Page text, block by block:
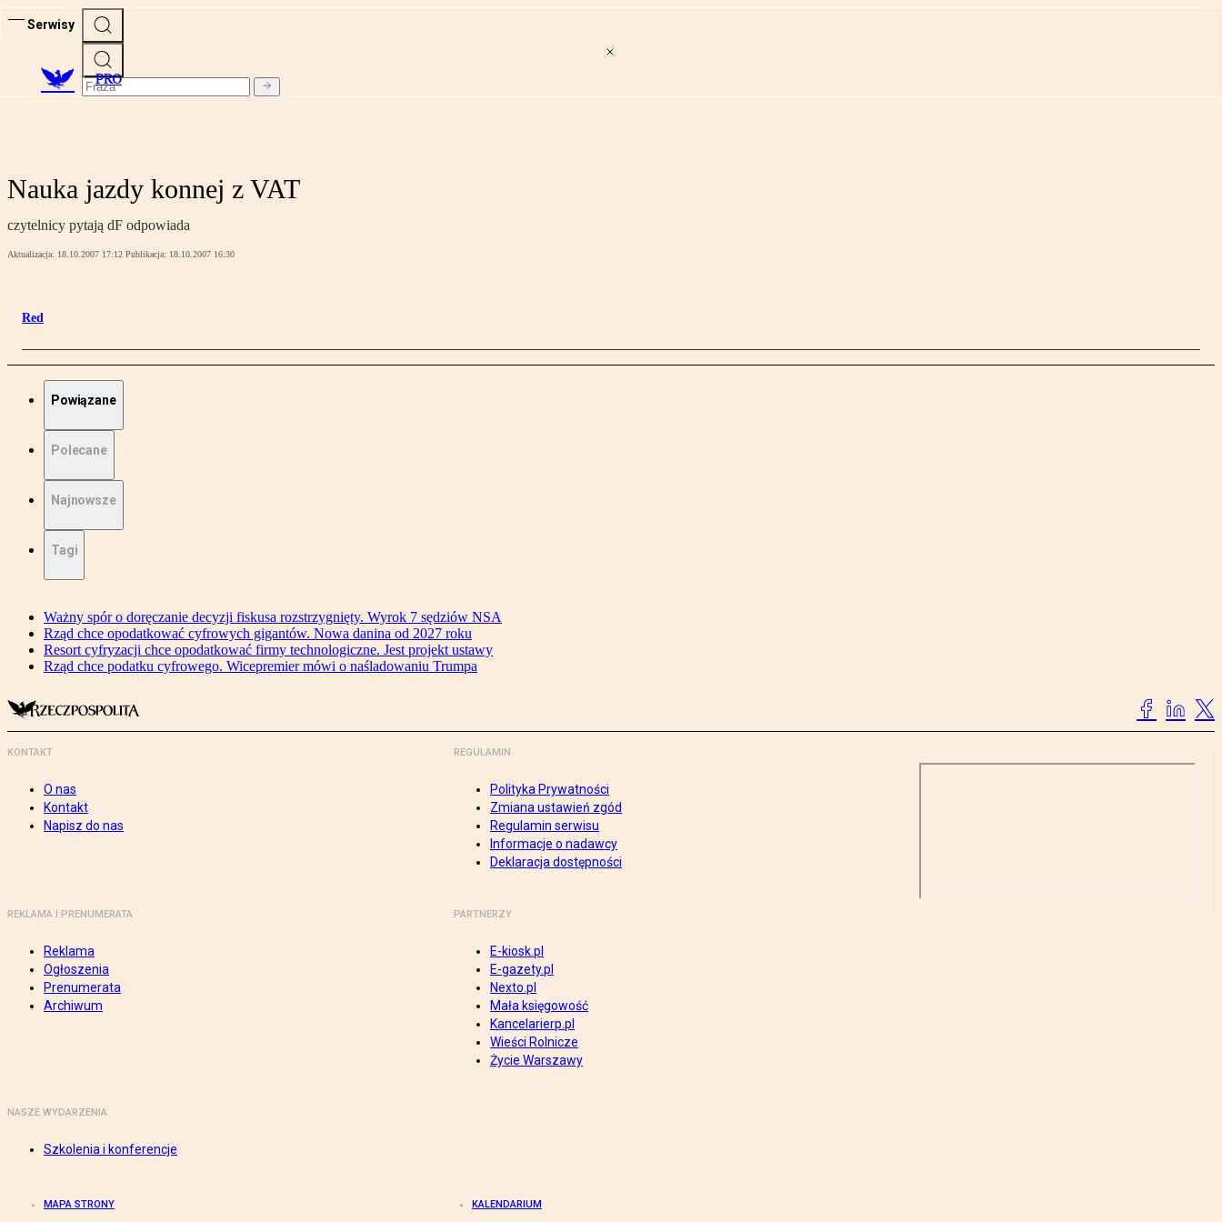
Serwisy
PRO
Nauka jazdy konnej z VAT
czytelnicy pytają dF odpowiada
Aktualizacja: 18.10.2007 17:12 Publikacja: 18.10.2007 16:30
Red
Powiązane
Polecane
Najnowsze
Tagi
Ważny spór o doręczanie decyzji fiskusa rozstrzygnięty. Wyrok 7 sędziów NSA
Rząd chce opodatkować cyfrowych gigantów. Nowa danina od 2027 roku
Resort cyfryzacji chce opodatkować firmy technologiczne. Jest projekt ustawy
Rząd chce podatku cyfrowego. Wicepremier mówi o naśladowaniu Trumpa
KONTAKT
O nas
Kontakt
Napisz do nas
REGULAMIN
Polityka Prywatności
Zmiana ustawień zgód
Regulamin serwisu
Informacje o nadawcy
Deklaracja dostępności
REKLAMA I PRENUMERATA
Reklama
Ogłoszenia
Prenumerata
Archiwum
PARTNERZY
E-kiosk.pl
E-gazety.pl
Nexto.pl
Mała księgowość
Kancelarierp.pl
Wieści Rolnicze
Życie Warszawy
NASZE WYDARZENIA
Szkolenia i konferencje
MAPA STRONY KALENDARIUM